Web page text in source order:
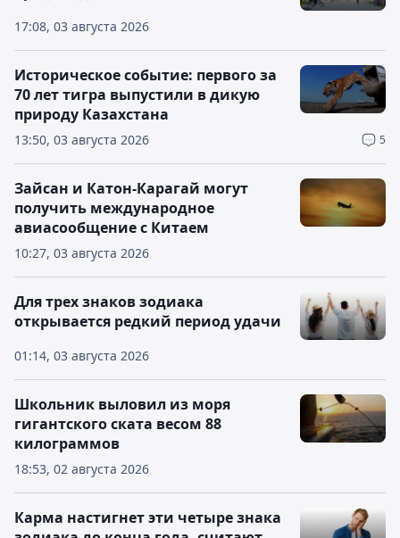
17:08, 03 августа 2026
13:50, 03 августа 2026 5
Историческое событие: первого за
70 лет тигра выпустили в дикую
природу Казахстана
10:27, 03 августа 2026
Зайсан и Катон-Карагай могут
получить международное
авиасообщение с Китаем
01:14, 03 августа 2026
Для трех знаков зодиака
открывается редкий период удачи
18:53, 02 августа 2026
Школьник выловил из моря
гигантского ската весом 88
килограммов
Карма настигнет эти четыре знака